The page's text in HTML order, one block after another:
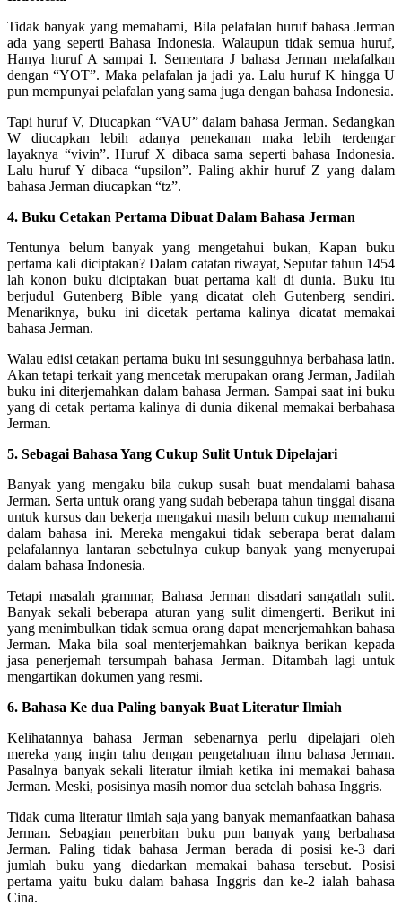
Tidak banyak yang memahami, Bila pelafalan huruf bahasa Jerman
ada yang seperti Bahasa Indonesia. Walaupun tidak semua huruf,
Hanya huruf A sampai I. Sementara J bahasa Jerman melafalkan
dengan “YOT”. Maka pelafalan ja jadi ya. Lalu huruf K hingga U
pun mempunyai pelafalan yang sama juga dengan bahasa Indonesia.
Tapi huruf V, Diucapkan “VAU” dalam bahasa Jerman. Sedangkan
W diucapkan lebih adanya penekanan maka lebih terdengar
layaknya “vivin”. Huruf X dibaca sama seperti bahasa Indonesia.
Lalu huruf Y dibaca “upsilon”. Paling akhir huruf Z yang dalam
bahasa Jerman diucapkan “tz”.
4. Buku Cetakan Pertama Dibuat Dalam Bahasa Jerman
Tentunya belum banyak yang mengetahui bukan, Kapan buku
pertama kali diciptakan? Dalam catatan riwayat, Seputar tahun 1454
lah konon buku diciptakan buat pertama kali di dunia. Buku itu
berjudul Gutenberg Bible yang dicatat oleh Gutenberg sendiri.
Menariknya, buku ini dicetak pertama kalinya dicatat memakai
bahasa Jerman.
Walau edisi cetakan pertama buku ini sesungguhnya berbahasa latin.
Akan tetapi terkait yang mencetak merupakan orang Jerman, Jadilah
buku ini diterjemahkan dalam bahasa Jerman. Sampai saat ini buku
yang di cetak pertama kalinya di dunia dikenal memakai berbahasa
Jerman.
5. Sebagai Bahasa Yang Cukup Sulit Untuk Dipelajari
Banyak yang mengaku bila cukup susah buat mendalami bahasa
Jerman. Serta untuk orang yang sudah beberapa tahun tinggal disana
untuk kursus dan bekerja mengakui masih belum cukup memahami
dalam bahasa ini. Mereka mengakui tidak seberapa berat dalam
pelafalannya lantaran sebetulnya cukup banyak yang menyerupai
dalam bahasa Indonesia.
Tetapi masalah grammar, Bahasa Jerman disadari sangatlah sulit.
Banyak sekali beberapa aturan yang sulit dimengerti. Berikut ini
yang menimbulkan tidak semua orang dapat menerjemahkan bahasa
Jerman. Maka bila soal menterjemahkan baiknya berikan kepada
jasa penerjemah tersumpah bahasa Jerman. Ditambah lagi untuk
mengartikan dokumen yang resmi.
6. Bahasa Ke dua Paling banyak Buat Literatur Ilmiah
Kelihatannya bahasa Jerman sebenarnya perlu dipelajari oleh
mereka yang ingin tahu dengan pengetahuan ilmu bahasa Jerman.
Pasalnya banyak sekali literatur ilmiah ketika ini memakai bahasa
Jerman. Meski, posisinya masih nomor dua setelah bahasa Inggris.
Tidak cuma literatur ilmiah saja yang banyak memanfaatkan bahasa
Jerman. Sebagian penerbitan buku pun banyak yang berbahasa
Jerman. Paling tidak bahasa Jerman berada di posisi ke-3 dari
jumlah buku yang diedarkan memakai bahasa tersebut. Posisi
pertama yaitu buku dalam bahasa Inggris dan ke-2 ialah bahasa
Cina.